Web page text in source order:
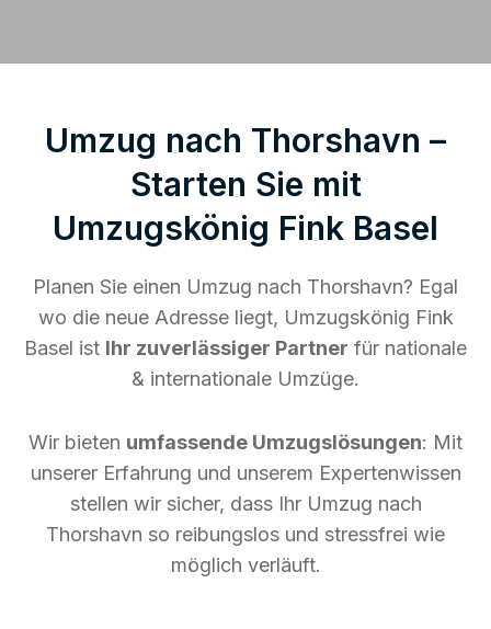
Umzug nach Thorshavn –
Starten Sie mit
Umzugskönig Fink Basel
Planen Sie einen Umzug nach Thorshavn? Egal
wo die neue Adresse liegt, Umzugskönig Fink
Basel ist Ihr zuverlässiger Partner für nationale
& internationale Umzüge.
Wir bieten umfassende Umzugslösungen: Mit
unserer Erfahrung und unserem Expertenwissen
stellen wir sicher, dass Ihr Umzug nach
Thorshavn so reibungslos und stressfrei wie
möglich verläuft.